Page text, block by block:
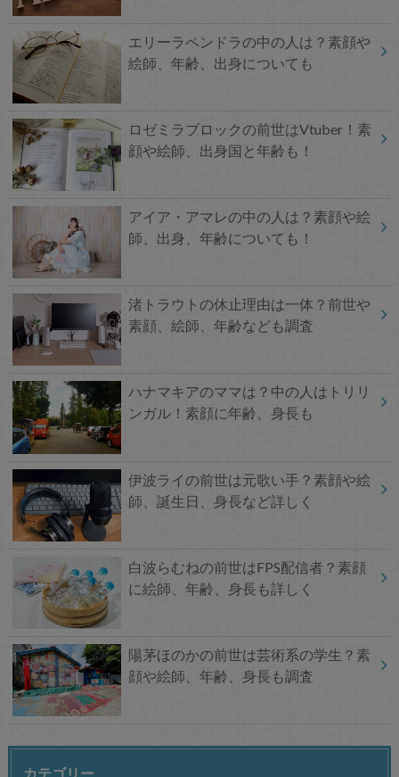
エリーラペンドラの中の人は？素顔や
絵師、年齢、出身についても
ロゼミラブロックの前世はVtuber！素
顔や絵師、出身国と年齢も！
アイア・アマレの中の人は？素顔や絵
師、出身、年齢についても！
渚トラウトの休止理由は一体？前世や
素顔、絵師、年齢なども調査
ハナマキアのママは？中の人はトリリ
ンガル！素顔に年齢、身長も
伊波ライの前世は元歌い手？素顔や絵
師、誕生日、身長など詳しく
白波らむねの前世はFPS配信者？素顔
に絵師、年齢、身長も詳しく
陽茅ほのかの前世は芸術系の学生？素
顔や絵師、年齢、身長も調査
カテゴリー